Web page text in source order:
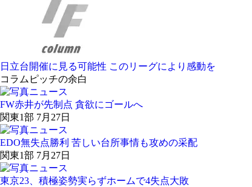
日立台開催に見る可能性 このリーグにより感動を
コラム ピッチの余白
FW赤井が先制点 貪欲にゴールへ
関東1部 7月27日
EDO無失点勝利 苦しい台所事情も攻めの采配
関東1部 7月27日
東京23、積極姿勢実らずホームで4失点大敗